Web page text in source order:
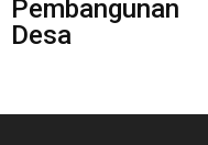
Pembangunan
Desa